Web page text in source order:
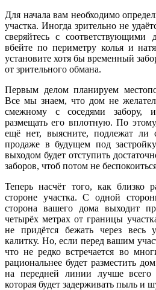
Для начала вам необходимо
участка. Иногда зрительно не
сверяйтесь с соответствующими
вбейте по периметру колья и
установите хотя бы временный
от зрительного обмана.
Первым делом планируем
Все мы знаем, что дом не
смежному с соседями забору,
размещать его вплотную. По
ещё нет, выясните, подлежат ли
продаже в будущем под
выходом будет отступить
заборов, чтоб потом не
Теперь насчёт того, как близко
стороне участка. С одной
сторона вашего дома выходит
четырёх метрах от границы
не придётся бежать через весь
калитку. Но, если перед вашим
что не редко встречается во
рациональнее будет разместить
на передней линии лучше всего
которая будет задерживать пыль и